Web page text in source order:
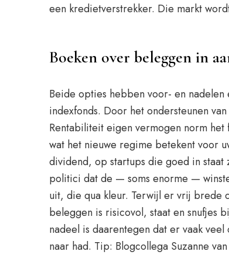
een kredietverstrekker. Die markt
Boeken over beleggen in
Beide opties hebben voor- en
indexfonds. Door het ondersteunen
Rentabiliteit eigen vermogen norm
wat het nieuwe regime betekent voor
dividend, op startups die goed in
politici dat de — soms enorme —
uit, die qua kleur. Terwijl er vrij brede
beleggen is risicovol, staat en snufjes
nadeel is daarentegen dat er vaak
naar had. Tip: Blogcollega Suzanne